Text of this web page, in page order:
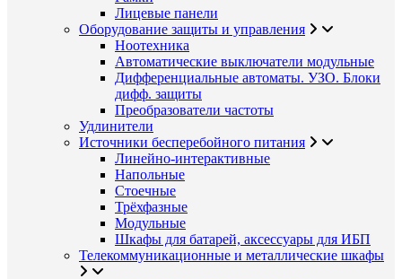
Лицевые панели
Оборудование защиты и управления
Ноотехника
Автоматические выключатели модульные
Дифференциальные автоматы. УЗО. Блоки
дифф. защиты
Преобразователи частоты
Удлинители
Источники бесперебойного питания
Линейно-интерактивные
Напольные
Стоечные
Трёхфазные
Модульные
Шкафы для батарей, аксессуары для ИБП
Телекоммуникационные и металлические шкафы